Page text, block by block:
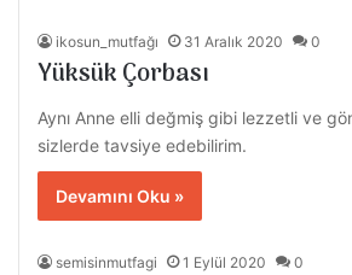
ikosun_mutfağı 31 Aralık 2020 0
Yüksük Çorbası
Aynı Anne elli değmiş gibi lezzetli ve
sizlerde tavsiye edebilirim.
Devamını Oku »
semisinmutfagi 1 Eylül 2020 0